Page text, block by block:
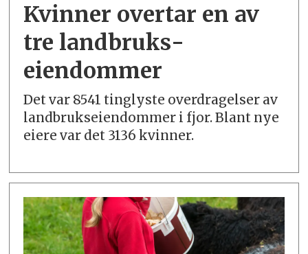
Kvinner overtar en av
tre landbruks­
eiendommer
Det var 8541 tinglyste overdragelser av
landbrukseiendommer i fjor. Blant nye
eiere var det 3136 kvinner.